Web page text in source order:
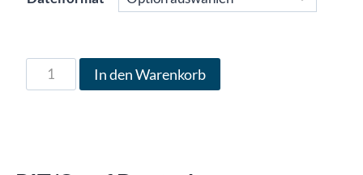
Formular
PIT/O
In den Warenkorb